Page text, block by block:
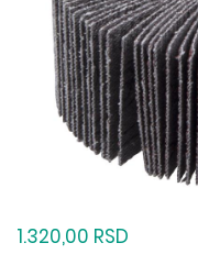
1.320,00 RSD